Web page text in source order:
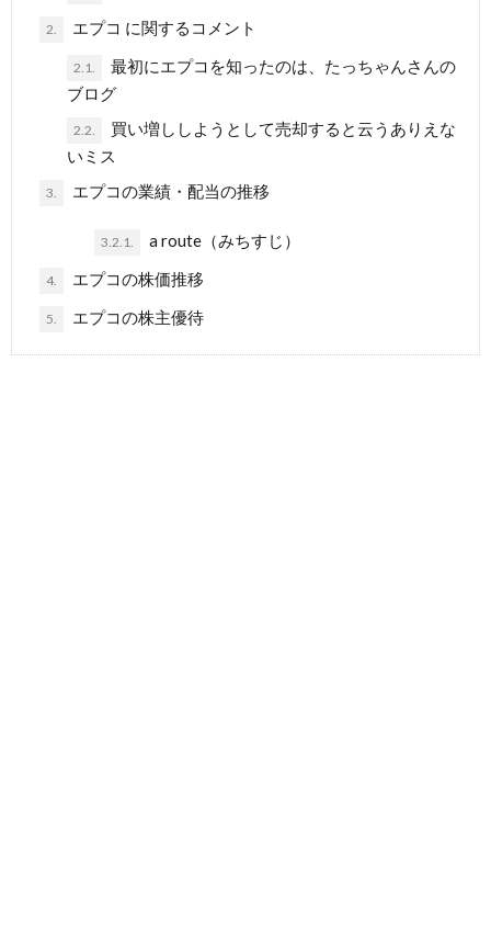
2. エプコ に関するコメント
2.1.
最初にエプコを知ったのは、たっちゃんさんの
ブログ
2.2.
買い増ししようとして売却すると云うありえな
いミス
3. エプコの業績・配当の推移
3.2.1. a route（みちすじ）
4. エプコの株価推移
5. エプコの株主優待